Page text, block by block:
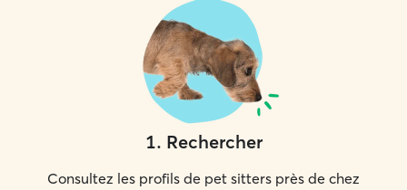
1. Rechercher
Consultez les profils de pet sitters près de chez